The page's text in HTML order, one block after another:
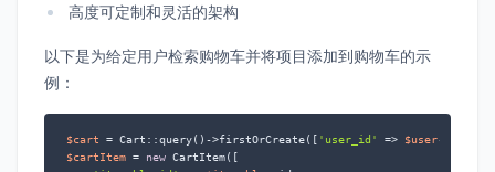
高度可定制和灵活的架构
以下是为给定用户检索购物车并将项目添加到购物车的示
例：
$cart = Cart::query()->firstOrCreate([ 'user_id' => $user
$cartItem = new CartItem([